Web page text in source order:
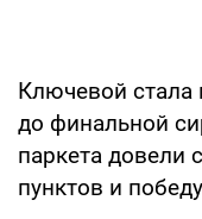
Ключевой стала
до финальной
паркета довели
пунктов и